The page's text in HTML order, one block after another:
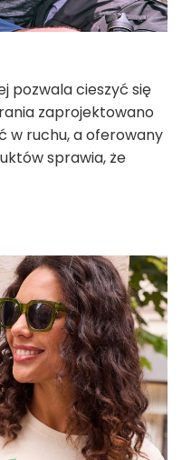
pozwala cieszyć się
zaprojektowano
w ruchu, a oferowany
sprawia, że